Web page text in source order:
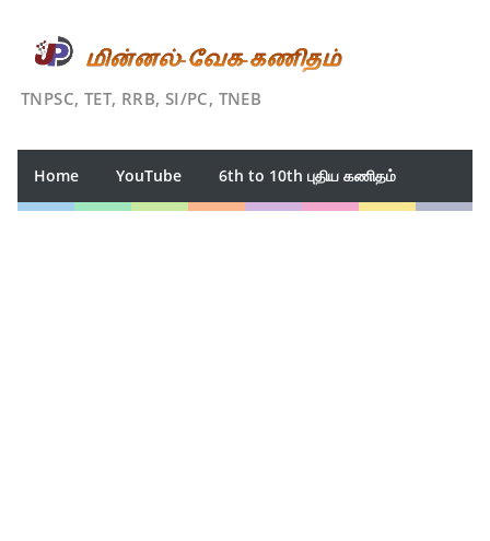
TNPSC, TET, RRB, SI/PC, TNEB
Home YouTube 6th to 10th புதிய கணிதம்